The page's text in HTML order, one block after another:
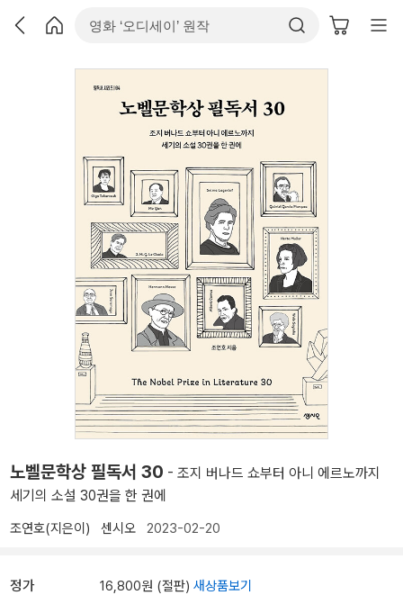
노벨문학상 필독서 30 - 조지 버나드 쇼부터 아니 에르노까지
세기의 소설 30권을 한 권에
조연호(지은이) 센시오 2023-02-20
정가 16,800원 (절판) 새상품보기